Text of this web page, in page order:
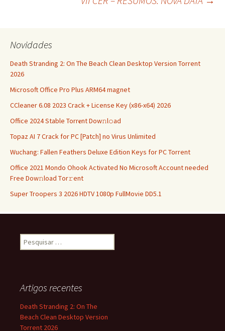
artigos
Novidades
Death Stranding 2: On The Beach Clean Desktop Version Torrent
2026
Microsoft Office Pro Plus ARM64 magnet
CCleaner 6.08 2023 Crack + License Key (x86-x64) 2026
Office 2024 Stable Torr𝐞nt Dow𝚗l𝚘аd
Topaz AI 7 Crack for PC [Patch] no Virus Unlimited
Wuchang: Fallen Feathers Deluxe Edition Keys for PC Torrent
Office 2021 Mondo Ohook Activated No Microsoft Account needed
Frее Dow𝚗load Tоr𝚛ent
Super Troopers 3 2026 HDTV 1080p FullMovie DD5.1
Pesquisar
por:
Artigos recentes
Death Stranding 2: On The
Beach Clean Desktop Version
Torrent 2026